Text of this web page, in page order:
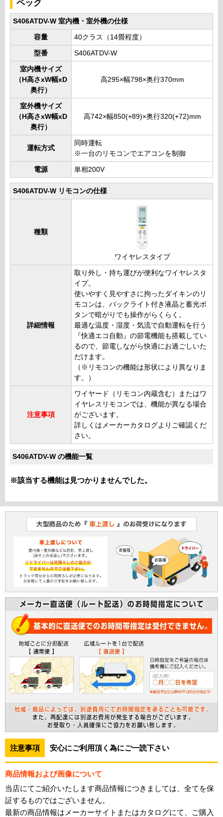
ペック
S406ATDV-W 室内機・室外機の仕様
容量 40クラス（14畳程度）
型番 S406ATDV-W
室内機サイズ
（H高さxW幅xD
奥行）
高295×幅798×奥行370mm
室外機サイズ
（H高さxW幅xD
奥行）
高742×幅850(+89)×奥行320(+72)mm
運転方式
同時運転
※一台のリモコンでエアコンを制御
電源 単相200V
S406ATDV-W リモコンの仕様
種類
ワイヤレスタイプ
詳細情報
取り外し・持ち運びが便利なワイヤレスタ
イプ。
使いやすく見やすさに拘ったダイキンのリ
モコンは、バックライト付き液晶と蓄光ボ
タンで暗がりでも操作がらくらく。
最適な温度・湿度・気流で自動運転を行う
『快適エコ自動』の節電機能も搭載してい
るので、節電しながら快適にお過ごしいた
だけます。
（※リモコンの機能は形状により異なりま
す。）
注意事項
ワイヤード（リモコン内蔵含む）またはワ
イヤレスリモコンでは、機能が異なる場合
がございます。
詳しくはメーカーカタログよりご確認くだ
さい。
S406ATDV-W の機能一覧
※該当する機能は見つかりませんでした。
注意事項 安心にご利用頂く為にご一読下さい
商品情報および画像について
当店にてご紹介いたします商品情報につきましては、全てを保
証するものではございません。
最新の商品情報はメーカーサイトまたはカタログにて、ご購入